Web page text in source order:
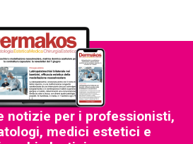
notizie per i professionisti,
medici estetici e